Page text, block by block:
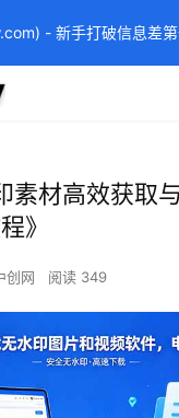
材高效获取与
》
创网 阅读 349
- 新手打破信息差